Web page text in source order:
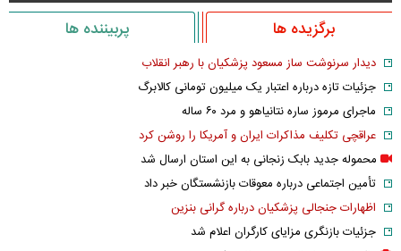
برگزیده ها پربیننده ها
دیدار سرنوشت ساز مسعود پزشکیان با رهبر انقلاب
جزئیات تازه درباره اعتبار یک میلیون تومانی کالابرگ
ماجرای مرموز ساره نتانیاهو و مرد ۶۰ ساله
عراقچی تکلیف مذاکرات ایران و آمریکا را روشن کرد
محموله جدید بابک زنجانی به این استان ارسال شد
تأمین اجتماعی درباره معوقات بازنشستگان خبر داد
اظهارات جنجالی پزشکیان درباره گرانی بنزین
جزئیات بازنگری مزایای کارگران اعلام شد